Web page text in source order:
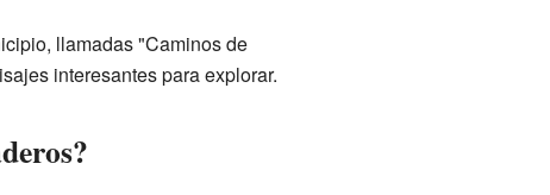
llamadas "Caminos de
interesantes para explorar.